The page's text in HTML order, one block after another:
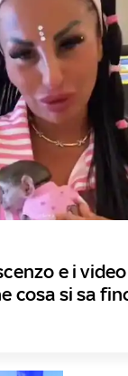
e i
cosa si sa